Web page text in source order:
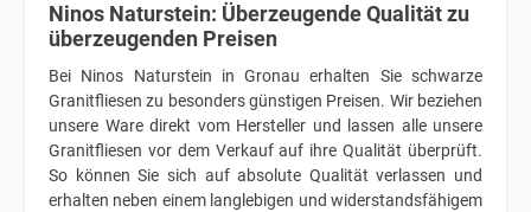
Ninos Naturstein: Überzeugende Qualität zu
überzeugenden Preisen
Bei Ninos Naturstein in Gronau erhalten Sie schwarze
Granitfliesen zu besonders günstigen Preisen. Wir beziehen
unsere Ware direkt vom Hersteller und lassen alle unsere
Granitfliesen vor dem Verkauf auf ihre Qualität überprüft.
So können Sie sich auf absolute Qualität verlassen und
erhalten neben einem langlebigen und widerstandsfähigem